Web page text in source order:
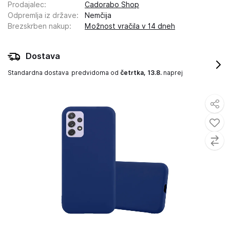
Prodajalec:
Cadorabo Shop
Odpremlja iz države:
Nemčija
Brezskrben nakup: Možnost vračila v 14 dneh
Dostava
Standardna dostava predvidoma od četrtka, 13.8. naprej